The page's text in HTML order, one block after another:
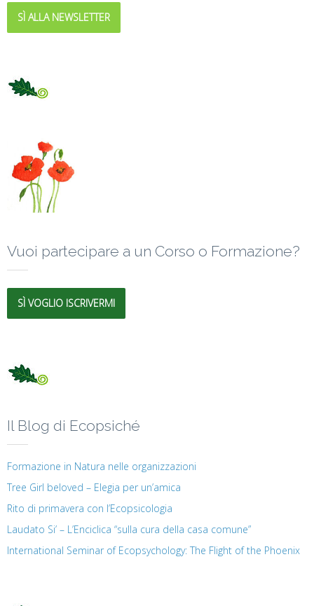
SÌ ALLA NEWSLETTER
Vuoi partecipare a un Corso o Formazione?
SÌ VOGLIO ISCRIVERMI
Il Blog di Ecopsiché
Formazione in Natura nelle organizzazioni
Tree Girl beloved – Elegia per un’amica
Rito di primavera con l’Ecopsicologia
Laudato Si’ – L’Enciclica “sulla cura della casa comune”
International Seminar of Ecopsychology: The Flight of the Phoenix